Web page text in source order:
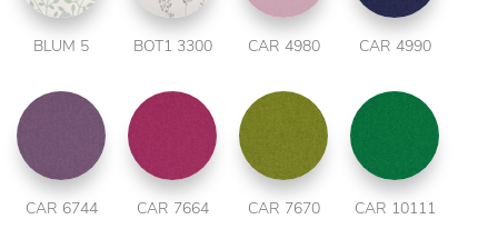
BLUM 5 BOT1 3300 CAR 4980 CAR 4990
CAR 6744 CAR 7664 CAR 7670 CAR 10111